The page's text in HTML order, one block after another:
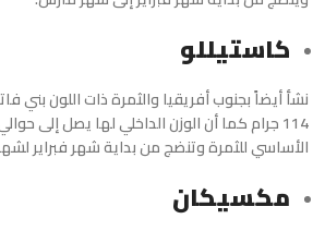
كاستيللو
نشأ أيضاً بجنوب أفريقيا والثمرة ذات اللون بني
الأساسي للثمرة وتنضج من بداية شهر فبراير
مكسيكان